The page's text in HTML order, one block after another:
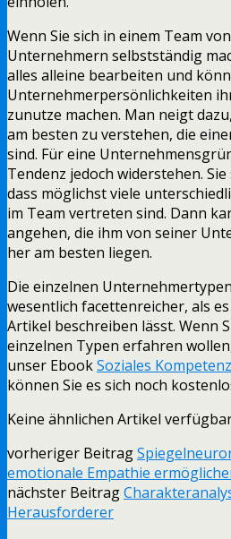
Wenn Sie sich in einem Team
Unternehmern selbstständig
alles alleine bearbeiten und
Unternehmerpersönlichkeiten
zunutze machen. Man neigt
am besten zu verstehen, die
sind. Für eine
Tendenz jedoch widerstehen.
dass möglichst viele
im Team vertreten sind. Dann
angehen, die ihm von seiner
her am besten liegen.
Die einzelnen
wesentlich facettenreicher, als
Artikel beschreiben lässt. Wenn
einzelnen Typen erfahren
unser EbookSoziales
können Sie es sich noch
Keine ähnlichen Artikel
vorheriger Beitrag
emotionale Empathie
nächster Beitrag
Herausforderer